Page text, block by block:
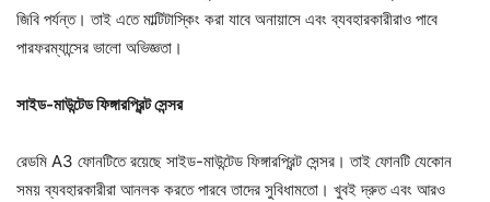
জিবি পর্যন্ত। তাই এতে মাল্টিটাস্কিং করা যাবে অনায়াসে এবং ব্যবহারকারীরাও পাবে
পারফরম্যান্সের ভালো অভিজ্ঞতা।
সাইড-মাউন্টেড ফিঙ্গারপ্রিন্ট সেন্সর
রেডমি A3 ফোনটিতে রয়েছে সাইড-মাউন্টেড ফিঙ্গারপ্রিন্ট সেন্সর। তাই ফোনটি যেকোন
সময় ব্যবহারকারীরা আনলক করতে পারবে তাদের সুবিধামতো। খুবই দ্রুত এবং আরও